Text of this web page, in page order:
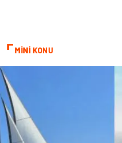
Kültür
Basın Yayın
Dernekler ve Birlikler
MİNİ KONU